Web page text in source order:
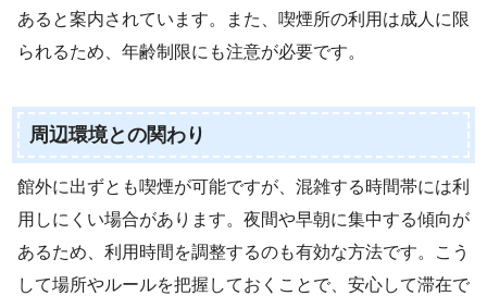
あると案内されています。また、喫煙所の利用は成人に限
られるため、年齢制限にも注意が必要です。
周辺環境との関わり
館外に出ずとも喫煙が可能ですが、混雑する時間帯には利
用しにくい場合があります。夜間や早朝に集中する傾向が
あるため、利用時間を調整するのも有効な方法です。こう
して場所やルールを把握しておくことで、安心して滞在で